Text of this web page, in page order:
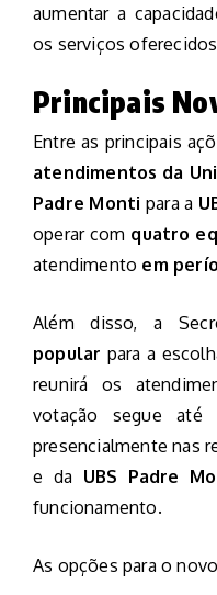
aumentar a
os serviços
Principais
Entre as principais
atendimentos da
Padre Monti para a
operar com quatro
atendimento em
Além disso, a
popular para a
reunirá os
votação segue até
presencialmente nas
e da UBS Padre
funcionamento.
As opções para o